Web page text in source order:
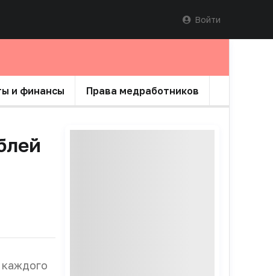
Войти
и финансы Права медработников